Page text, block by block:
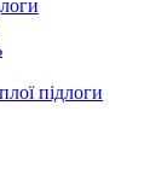
підлоги